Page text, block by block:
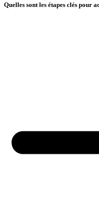
Quelles sont les étapes clés pour